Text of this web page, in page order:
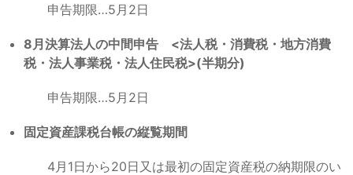
申告期限…5月2日
8月決算法人の中間申告 <法人税・消費税・地方消費
税・法人事業税・法人住民税>(半期分)
申告期限…5月2日
固定資産課税台帳の縦覧期間
4月1日から20日又は最初の固定資産税の納期限のい